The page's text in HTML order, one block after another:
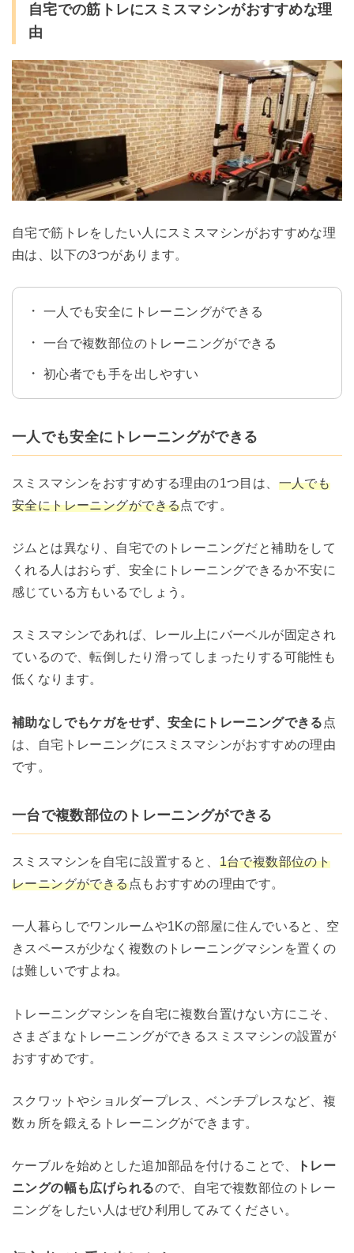
自宅での筋トレにスミスマシンがおすすめな理
由
自宅で筋トレをしたい人にスミスマシンがおすすめな理
由は、以下の3つがあります。
一人でも安全にトレーニングができる
一台で複数部位のトレーニングができる
初心者でも手を出しやすい
一人でも安全にトレーニングができる
スミスマシンをおすすめする理由の1つ目は、 一人でも
安全にトレーニングができる点です。
ジムとは異なり、自宅でのトレーニングだと補助をして
くれる人はおらず、安全にトレーニングできるか不安に
感じている方もいるでしょう。
スミスマシンであれば、レール上にバーベルが固定され
ているので、転倒したり滑ってしまったりする可能性も
低くなります。
補助なしでもケガをせず、安全にトレーニングできる 点
は、自宅トレーニングにスミスマシンがおすすめの理由
です。
一台で複数部位のトレーニングができる
スミスマシンを自宅に設置すると、 1台で複数部位のト
レーニングができる点もおすすめの理由です。
一人暮らしでワンルームや1Kの部屋に住んでいると、空
きスペースが少なく複数のトレーニングマシンを置くの
は難しいですよね。
トレーニングマシンを自宅に複数台置けない方にこそ、
さまざまなトレーニングができるスミスマシンの設置が
おすすめです。
スクワットやショルダープレス、ベンチプレスなど、複
数ヵ所を鍛えるトレーニングができます。
ケーブルを始めとした追加部品を付けることで、
トレー
ニングの幅も広げられるので、自宅で複数部位のトレー
ニングをしたい人はぜひ利用してみてください。